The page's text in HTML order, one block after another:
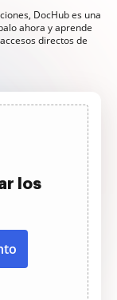
DocHub es una
ahora y aprende
directos de
los